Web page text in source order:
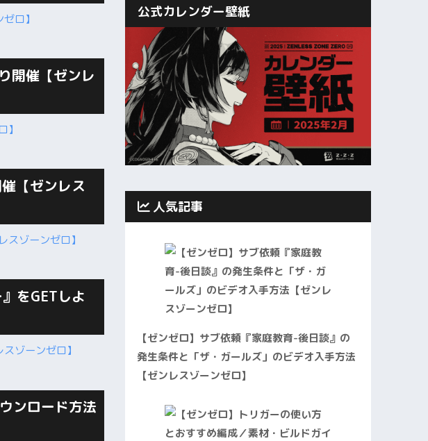
開催【ゼンレ
【ゼンレス
をGETしよ
ンロード方法
公式カレンダー壁紙
人気記事
【ゼンゼロ】サブ依頼『家庭教育-後日談』の
発生条件と「ザ・ガールズ」のビデオ入手方法
【ゼンレスゾーンゼロ】